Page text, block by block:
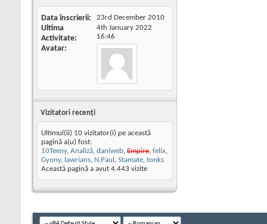
Data înscrierii 23rd December 2010
Ultima
Activitate
4th January 2022
16:46
Avatar
Vizitatori recenţi
Ultimul(ii) 10 vizitator(i) pe această
pagină a(u) fost:
10Teeny, Analiză, daniweb, Empire, felix,
Gyony, lawrians, N.Paul , Stamate, tonks
Această pagină a avut 4.443 vizite